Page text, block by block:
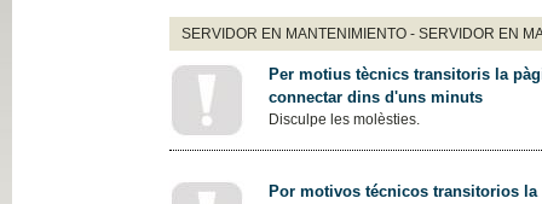
SERVIDOR EN MANTENIMIENTO - SERVIDOR EN
Per motius tècnics transitoris la
connectar dins d'uns minuts
Disculpe les molèsties.
Por motivos técnicos transitorios